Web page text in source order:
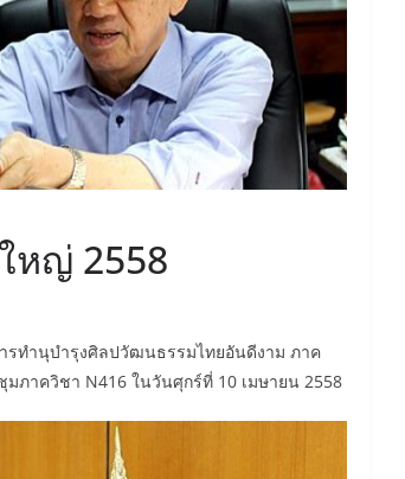
หญ่ 2558
รทำนุบำรุงศิลปวัฒนธรรมไทยอันดีงาม ภาค
ภาควิชา N416 ในวันศุกร์ที่ 10 เมษายน 2558